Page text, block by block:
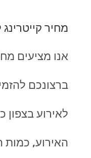
מחיר
אנו מציעים
ברצונכם
לאירוע בצפון
האירוע, כמות